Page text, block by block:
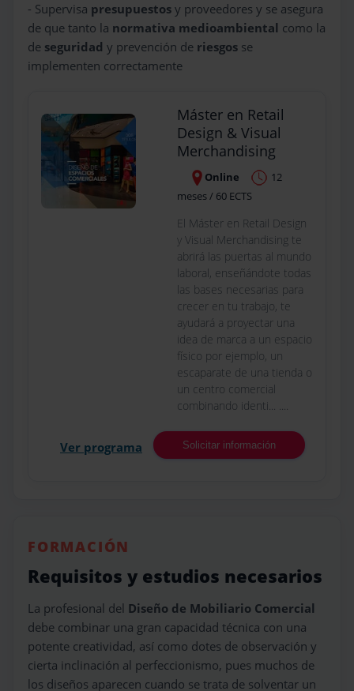
- Supervisa presupuestos y proveedores y se asegura
de que tanto la normativa medioambiental como la
de seguridad y prevención de riesgos se
implementen correctamente
Máster en Retail
Design & Visual
Merchandising
Online
12
meses / 60 ECTS
El Máster en Retail Design
y Visual Merchandising te
abrirá las puertas al mundo
laboral, enseñándote todas
las bases necesarias para
crecer en tu trabajo, te
ayudará a proyectar una
idea de marca a un espacio
físico por ejemplo, un
escaparate de una tienda o
un centro comercial
combinando identi... ....
Ver programa Solicitar información
FORMACIÓN
Requisitos y estudios necesarios
La profesional del Diseño de Mobiliario Comercial
debe combinar una gran capacidad técnica con una
potente creatividad, así como dotes de observación y
cierta inclinación al perfeccionismo, pues muchos de
los diseños aparecen cuando se trata de solventar un